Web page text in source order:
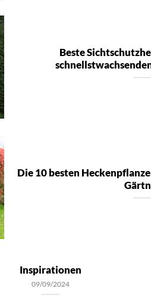
Beste
Die 10 besten
Inspirationen
09/09/2024